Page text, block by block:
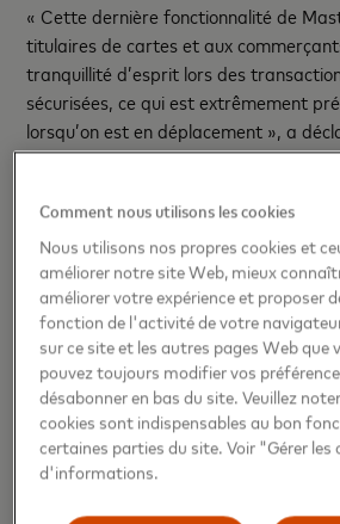
« Cette dernière fonctionnalité de
titulaires de cartes et aux
tranquillité d’esprit lors des
sécurisées, ce qui est extrêmement
lorsqu’on est en déplacement », a
PDG de Servipay.
###
Contacts presse
Mastercard:
Done4You: info@done4you.be
Servipay: er@servipay.eu
À propos de Mastercard
Comment nous utilisons les cookies
Nous utilisons nos propres cookies et
améliorer notre site Web, mieux
améliorer votre expérience et proposer
fonction de l'activité de votre
sur ce site et les autres pages Web que
pouvez toujours modifier vos
désabonner en bas du site. Veuillez
cookies sont indispensables au bon
certaines parties du site. Voir "Gérer les
d'informations.